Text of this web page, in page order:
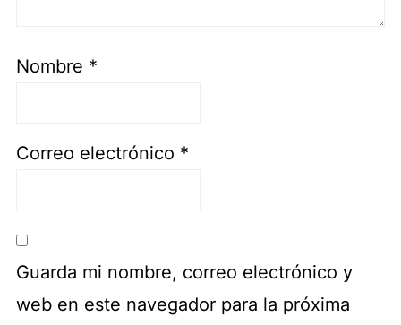
Nombre *
Correo electrónico *
Guarda mi nombre, correo electrónico y
web en este navegador para la próxima